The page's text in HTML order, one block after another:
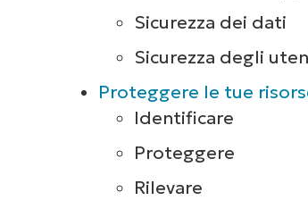
Sicurezza dei dati
Sicurezza degli
Proteggere le tue
Identificare
Proteggere
Rilevare